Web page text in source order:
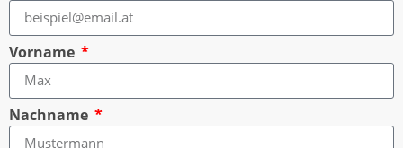
Vorname
Nachname